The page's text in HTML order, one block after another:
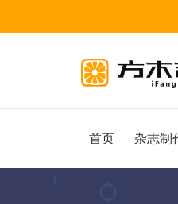
首页 杂志制